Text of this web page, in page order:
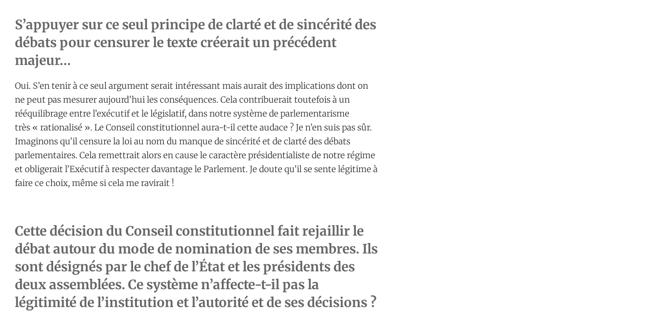
S’appuyer sur ce seul principe de clarté et de sincérité des
débats pour censurer le texte créerait un précédent
majeur…
Oui. S’en tenir à ce seul argument serait intéressant mais aurait des implications dont on
ne peut pas mesurer aujourd’hui les conséquences. Cela contribuerait toutefois à un
rééquilibrage entre l’exécutif et le législatif, dans notre système de parlementarisme
très « rationalisé ». Le Conseil constitutionnel aura-t-il cette audace ? Je n’en suis pas sûr.
Imaginons qu’il censure la loi au nom du manque de sincérité et de clarté des débats
parlementaires. Cela remettrait alors en cause le caractère présidentialiste de notre régime
et obligerait l’Exécutif à respecter davantage le Parlement. Je doute qu’il se sente légitime à
faire ce choix, même si cela me ravirait !
Cette décision du Conseil constitutionnel fait rejaillir le
débat autour du mode de nomination de ses membres. Ils
sont désignés par le chef de l’État et les présidents des
deux assemblées. Ce système n’affecte-t-il pas la
légitimité de l’institution et l’autorité et de ses décisions ?